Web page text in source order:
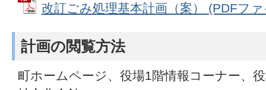
改訂ごみ処理基本計画（案） (PDFフ
計画の閲覧方法
町ホームページ、役場1階情報コーナー、